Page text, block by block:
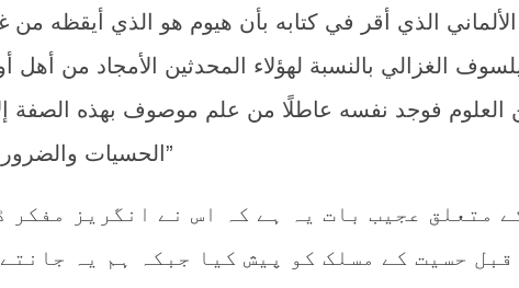
الذي أقر في كتابه بأن هيوم هو الذي أيقظه من
الغزالي بالنسبة لهؤلاء المحدثين الأمجاد من أهل
العلوم فوجد نفسه عاطلًا من علم موصوف بهذه الصفة
الحسيات والضروريات۔”
متعلق عجیب بات یہ ہے کہ اس نے انگریز مفکر
حسیت کے مسلک کو پیش کیا جبکہ ہم یہ